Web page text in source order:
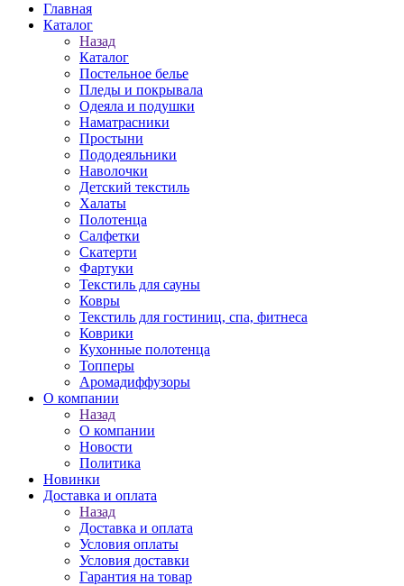
Главная
Каталог
Назад
Каталог
Постельное белье
Пледы и покрывала
Одеяла и подушки
Наматрасники
Простыни
Пододеяльники
Наволочки
Детский текстиль
Халаты
Полотенца
Салфетки
Скатерти
Фартуки
Текстиль для сауны
Ковры
Текстиль для гостиниц, спа, фитнеса
Коврики
Кухонные полотенца
Топперы
Аромадиффузоры
О компании
Назад
О компании
Новости
Политика
Новинки
Доставка и оплата
Назад
Доставка и оплата
Условия оплаты
Условия доставки
Гарантия на товар